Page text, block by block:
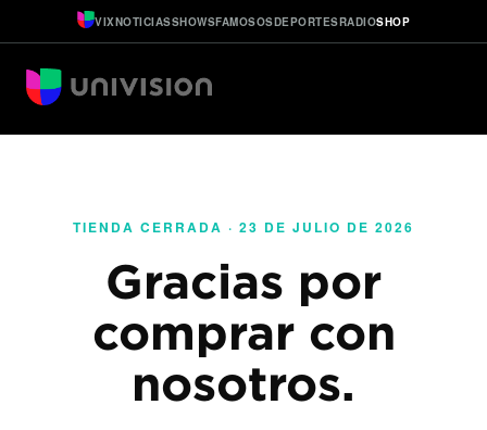
VIXNOTICIASSHOWSFAMOSOSDEPORTESRADIOSHOP
TIENDA CERRADA · 23 DE JULIO DE 2026
Gracias por
comprar con
nosotros.